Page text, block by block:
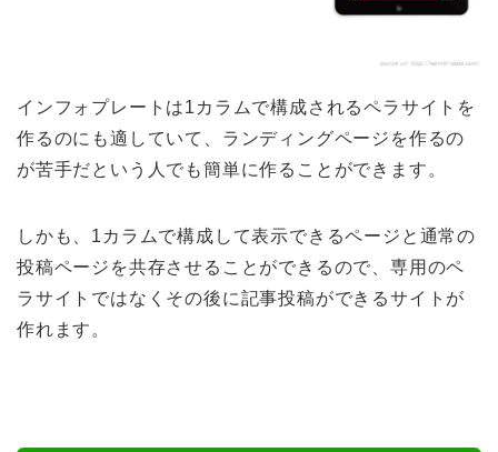
インフォプレートは1カラムで構成されるペラサイトを
作るのにも適していて、ランディングページを作るの
が苦手だという人でも簡単に作ることができます。
しかも、1カラムで構成して表示できるページと通常の
投稿ページを共存させることができるので、専用のペ
ラサイトではなくその後に記事投稿ができるサイトが
作れます。